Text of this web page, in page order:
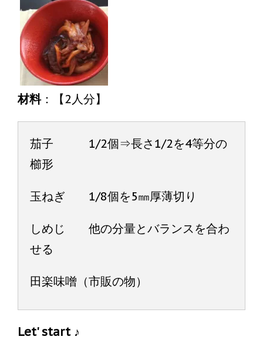
材料：【2人分】
茄子 1/2個⇒長さ1/2を4等分の
櫛形
玉ねぎ 1/8個を5㎜厚薄切り
しめじ 他の分量とバランスを合わ
せる
田楽味噌（市販の物）
Let' start ♪